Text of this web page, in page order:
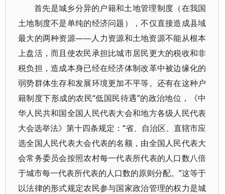
首先是城乡分异的户籍和土地管理制度（在我国
土地制度不是单纯的经济问题），不仅直接造成县域
最大的两种资源――人力资源和土地资源不能从根本
上盘活，而且使农民承担比城市居民更大的税收和非
税负担，造成本身已经在经济体制改革中被边缘化的
弱势群体生存和发展环境更加不平等。还有在这种户
籍制度下形成的农民“低国民待遇”的政治地位，《中
华人民共和国全国人民代表大会和地方各级人民代表
大会选举法》第十四条规定：“省、自治区、直辖市应
选全国人民代表大会代表的名额，由全国人民代表大
会常务委员会按照农村每一代表所代表的人口数八倍
于城市每一代表所代表的人口数的原则分配。”这等于
以法律的形式规定农民参与国家政治管理的权力是城